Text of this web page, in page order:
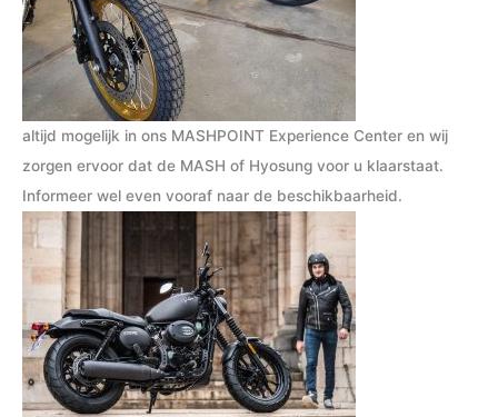
altijd mogelijk in ons MASHPOINT Experience Center en wij
zorgen ervoor dat de MASH of Hyosung voor u klaarstaat.
Informeer wel even vooraf naar de beschikbaarheid.